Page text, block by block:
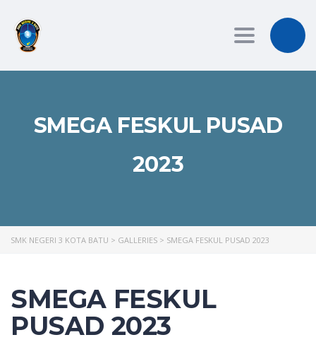
Toggle
SMEGA FESKUL PUSAD
2023
SMK NEGERI 3 KOTA BATU > GALLERIES > SMEGA FESKUL PUSAD 2023
SMEGA FESKUL
PUSAD 2023